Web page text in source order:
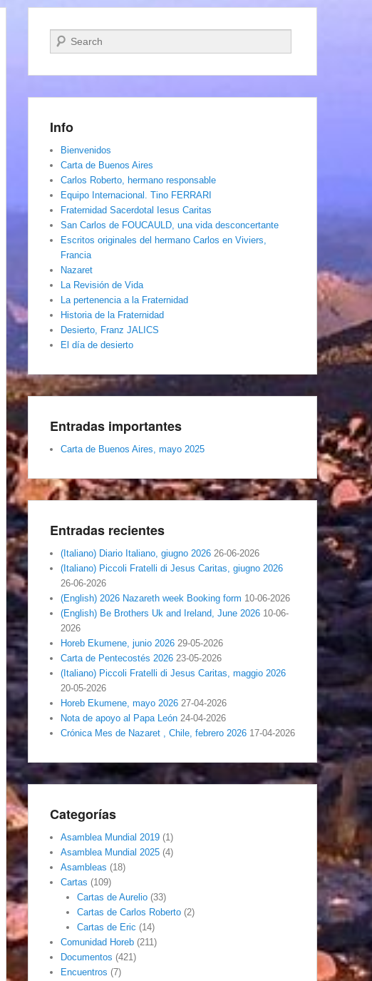
Buscar
Info
Bienvenidos
Carta de Buenos Aires
Carlos Roberto, hermano responsable
Equipo Internacional. Tino FERRARI
Fraternidad Sacerdotal Iesus Caritas
San Carlos de FOUCAULD, una vida desconcertante
Escritos originales del hermano Carlos en Viviers,
Francia
Nazaret
La Revisión de Vida
La pertenencia a la Fraternidad
Historia de la Fraternidad
Desierto, Franz JALICS
El día de desierto
Entradas importantes
Carta de Buenos Aires, mayo 2025
Entradas recientes
(Italiano) Diario Italiano, giugno 2026 26-06-2026
(Italiano) Piccoli Fratelli di Jesus Caritas, giugno 2026
26-06-2026
(English) 2026 Nazareth week Booking form 10-06-2026
(English) Be Brothers Uk and Ireland, June 2026 10-06-
2026
Horeb Ekumene, junio 2026 29-05-2026
Carta de Pentecostés 2026 23-05-2026
(Italiano) Piccoli Fratelli di Jesus Caritas, maggio 2026
20-05-2026
Horeb Ekumene, mayo 2026 27-04-2026
Nota de apoyo al Papa León 24-04-2026
Crónica Mes de Nazaret , Chile, febrero 2026 17-04-2026
Categorías
Asamblea Mundial 2019 (1)
Asamblea Mundial 2025 (4)
Asambleas (18)
Cartas (109)
Cartas de Aurelio(33)
Cartas de Carlos Roberto(2)
Cartas de Eric (14)
Comunidad Horeb (211)
Documentos (421)
Encuentros (7)